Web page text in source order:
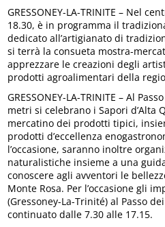
GRESSONEY-LA-TRINITE – Nel
18.30, è in programma il
dedicato all’artigianato di
si terrà la consueta mostra-
apprezzare le creazioni degli
prodotti agroalimentari della
GRESSONEY-LA-TRINITE – Al
metri si celebrano i Sapori d’Alta
mercatino dei prodotti tipici,
prodotti d’eccellenza
l’occasione, saranno inoltre
naturalistiche insieme a una
conoscere agli avventori le
Monte Rosa. Per l’occasione gli
(Gressoney-La-Trinité) al Passo
continuato dalle 7.30 alle 17.15.